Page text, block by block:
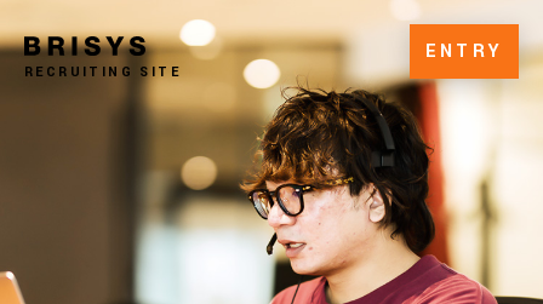
RECRUITING SITE
ENTRY